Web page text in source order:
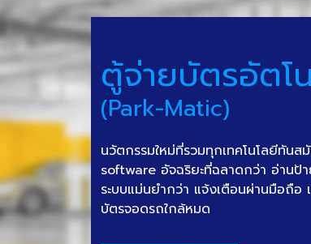
ตู้จ่ายบัตรอัตโ
(Park-Matic)
นวัตกรรมใหม่ที่รวมทุกเทคโนโลยีทันส
software อัจฉริยะที่ฉลาดกว่า อ่านป้
ระบบแม่นยำกว่า แจ้งเตือนผ่านมือถือ
บัตรจอดรถใกล้หมด